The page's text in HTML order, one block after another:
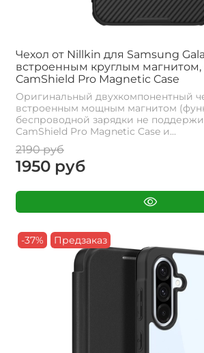
Чехол от Nillkin для Samsung
встроенным круглым магнитом,
CamShield Pro Magnetic Case
Оригинальный двухкомпонентный
встроенным мощным магнитом
беспроводной зарядки не
CamShield Pro Magnetic Case и...
2190 руб
1950 руб
-37% Предзаказ